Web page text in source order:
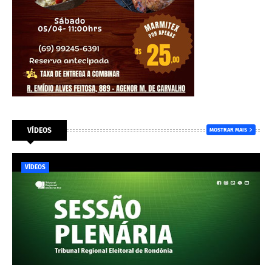
VÍDEOS MOSTRAR MAIS
VÍDEOS